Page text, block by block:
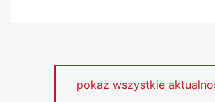
pokaż wszystkie